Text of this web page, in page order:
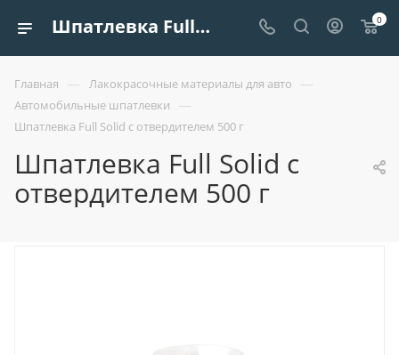
Шпатлевка Full Solid с отвердителем 500 г купить в Минске и РБ 0
Главная — Лакокрасочные материалы для авто —
Автомобильные шпатлевки —
Шпатлевка Full Solid с отвердителем 500 г
Шпатлевка Full Solid с
отвердителем 500 г